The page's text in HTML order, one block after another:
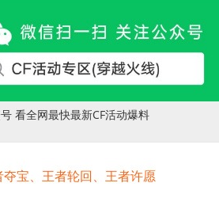
看全网最快最新CF活动爆料
宝、王者轮回、王者许愿